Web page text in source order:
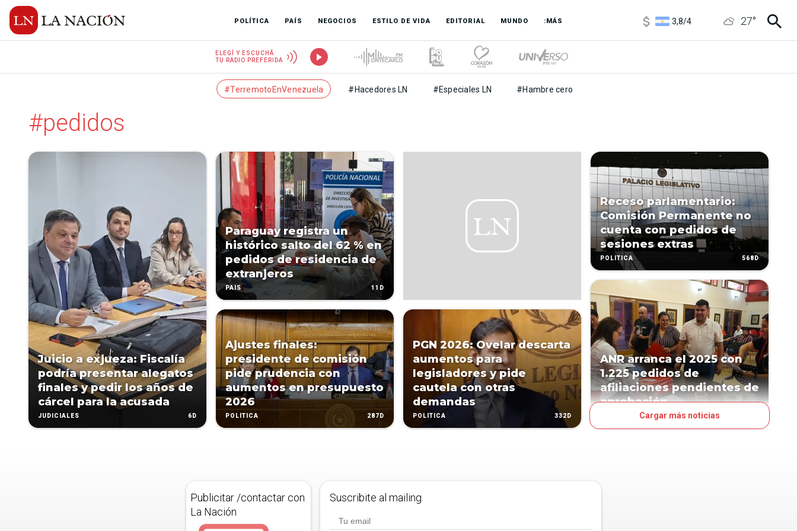
POLÍTICA PAÍS NEGOCIOS ESTILO DE VIDA EDITORIAL MUNDO :MÁS
3,8/4
27°
ELEGÍ Y ESCUCHÁ
TU RADIO PREFERIDA
#TerremotoEnVenezuela #Hacedores LN #Especiales LN #Hambre cero
#pedidos
Juicio a exjueza: Fiscalía
podría presentar alegatos
finales y pedir los años de
cárcel para la acusada
JUDICIALES 6D
Paraguay registra un
histórico salto del 62 % en
pedidos de residencia de
extranjeros
PAÍS 11D
Ajustes finales:
presidente de comisión
pide prudencia con
aumentos en presupuesto
2026
POLÍTICA 287D
PGN 2026: Ovelar descarta
aumentos para
legisladores y pide
cautela con otras
demandas
POLÍTICA 332D
Receso parlamentario:
Comisión Permanente no
cuenta con pedidos de
sesiones extras
POLÍTICA 568D
ANR arranca el 2025 con
1.225 pedidos de
afiliaciones pendientes de
aprobación
Cargar más noticias
Publicitar /contactar con
La Nación
Suscribite al mailing.